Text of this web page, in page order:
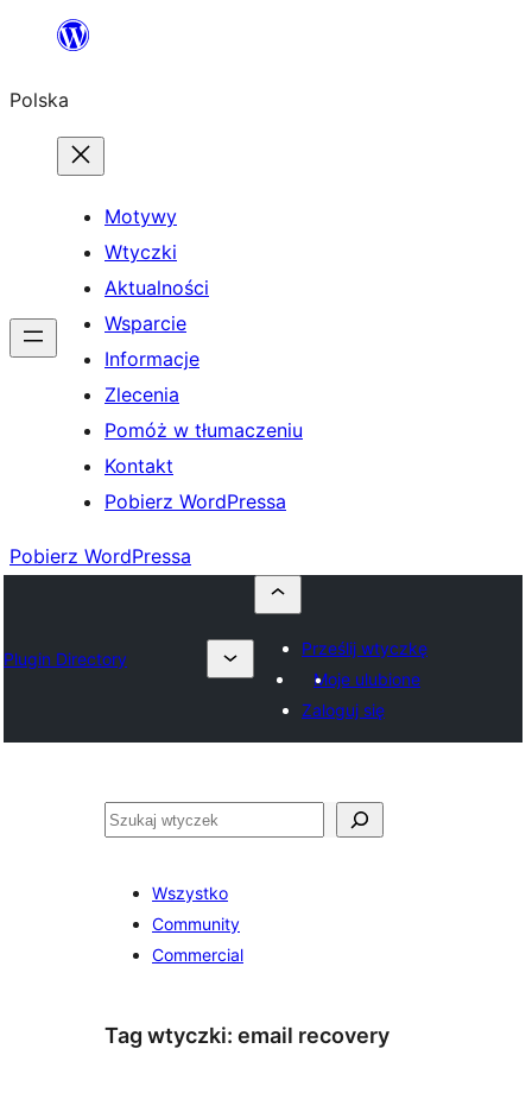
Przejdź
treści
Polska
Motywy
Wtyczki
Aktualności
Wsparcie
Informacje
Zlecenia
Pomóż w tłumaczeniu
Kontakt
Pobierz WordPressa
Pobierz WordPressa
Plugin Directory
Prześlij wtyczkę
Moje ulubione
Zaloguj się
Szukaj
Wszystko
Community
Commercial
Tag wtyczki: email recovery